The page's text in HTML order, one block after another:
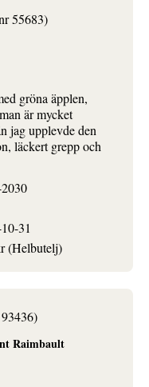
55683)
gröna äpplen,
är mycket
jag upplevde den
läckert grepp och
31
(Helbutelj)
Raimbault